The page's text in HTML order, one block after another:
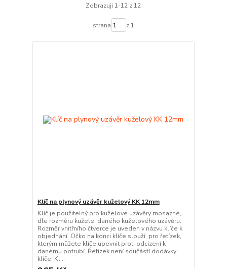
Zobrazuji 1-12 z 12
strana z 1
Klíč na plynový uzávěr kuželový KK 12mm
Klíč je použitelný pro kuželové uzávěry mosazné,
dle rozměru kužele daného kuželového uzávěru.
Rozměr vnitřního čtverce je uveden v názvu klíče k
objednání. Očko na konci klíče slouží pro řetízek,
kterým můžete klíče upevnit proti odcizení k
danému potrubí. Řetízek není součástí dodávky
klíče. Kl...